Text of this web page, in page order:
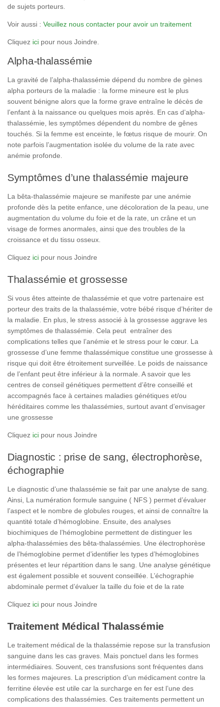
de sujets porteurs.
Voir aussi : Veuillez nous contacter pour avoir un traitement
Cliquez ici pour nous Joindre.
Alpha-thalassémie
La gravité de l’alpha-thalassémie dépend du nombre de gènes
alpha porteurs de la maladie : la forme mineure est le plus
souvent bénigne alors que la forme grave entraîne le décès de
l’enfant à la naissance ou quelques mois après. En cas d’alpha-
thalassémie, les symptômes dépendent du nombre de gênes
touchés. Si la femme est enceinte, le fœtus risque de mourir. On
note parfois l’augmentation isolée du volume de la rate avec
anémie profonde.
Symptômes d’une thalassémie majeure
La bêta-thalassémie majeure se manifeste par une anémie
profonde dès la petite enfance, une décoloration de la peau, une
augmentation du volume du foie et de la rate, un crâne et un
visage de formes anormales, ainsi que des troubles de la
croissance et du tissu osseux.
Cliquez ici pour nous Joindre
Thalassémie et grossesse
Si vous êtes atteinte de thalassémie et que votre partenaire est
porteur des traits de la thalassémie, votre bébé risque d’hériter de
la maladie. En plus, le stress associé à la grossesse aggrave les
symptômes de thalassémie. Cela peut entraîner des
complications telles que l’anémie et le stress pour le cœur. La
grossesse d’une femme thalassémique constitue une grossesse à
risque qui doit être étroitement surveillée. Le poids de naissance
de l’enfant peut être inférieur à la normale. A savoir que les
centres de conseil génétiques permettent d’être conseillé et
accompagnés face à certaines maladies génétiques et/ou
héréditaires comme les thalassémies, surtout avant d’envisager
une grossesse
Cliquez ici pour nous Joindre
Diagnostic : prise de sang, électrophorèse,
échographie
Le diagnostic d’une thalassémie se fait par une analyse de sang.
Ainsi, La numération formule sanguine ( NFS ) permet d’évaluer
l’aspect et le nombre de globules rouges, et ainsi de connaître la
quantité totale d’hémoglobine. Ensuite, des analyses
biochimiques de l’hémoglobine permettent de distinguer les
alpha-thalassémies des bêta-thalassémies. Une électrophorèse
de l’hémoglobine permet d’identifier les types d’hémoglobines
présentes et leur répartition dans le sang. Une analyse génétique
est également possible et souvent conseillée. L’échographie
abdominale permet d’évaluer la taille du foie et de la rate
Cliquez ici pour nous Joindre
Traitement Médical Thalassémie
Le traitement médical de la thalassémie repose sur la transfusion
sanguine dans les cas graves. Mais ponctuel dans les formes
intermédiaires. Souvent, ces transfusions sont fréquentes dans
les formes majeures. La prescription d’un médicament contre la
ferritine élevée est utile car la surcharge en fer est l’une des
complications des thalassémies. Ces traitements permettent un